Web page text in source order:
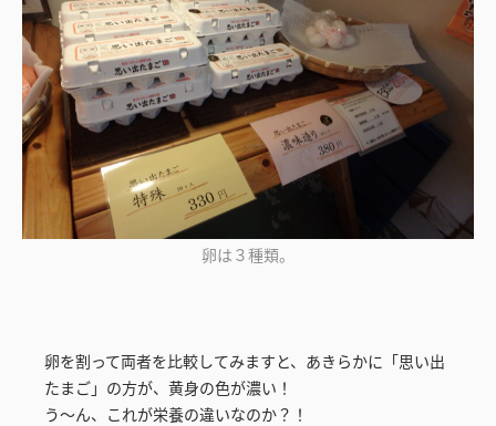
卵は３種類。
卵を割って両者を比較してみますと、あきらかに「思い出
たまご」の方が、黄身の色が濃い！
う～ん、これが栄養の違いなのか？！